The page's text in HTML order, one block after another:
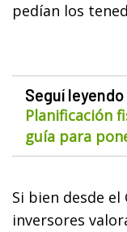
pedían los
Seguí leyendo
Planificación
guía para
Si bien desde
inversores